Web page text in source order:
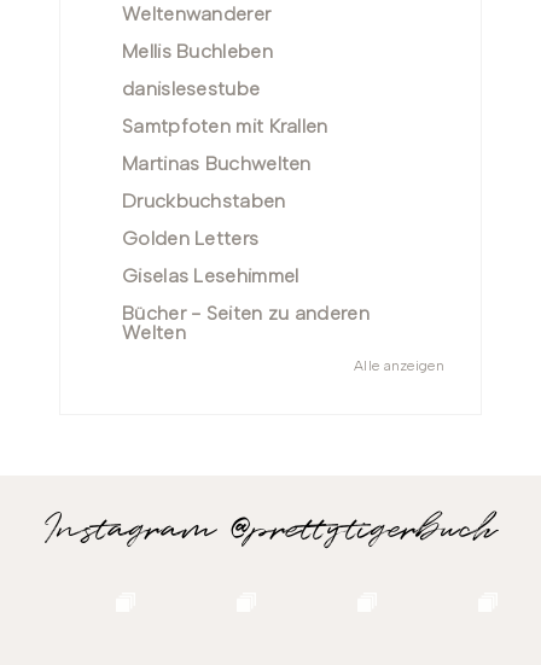
Weltenwanderer
Mellis Buchleben
danislesestube
Samtpfoten mit Krallen
Martinas Buchwelten
Druckbuchstaben
Golden Letters
Giselas Lesehimmel
Bücher - Seiten zu anderen
Welten
Alle anzeigen
Instagram @prettytigerbuch